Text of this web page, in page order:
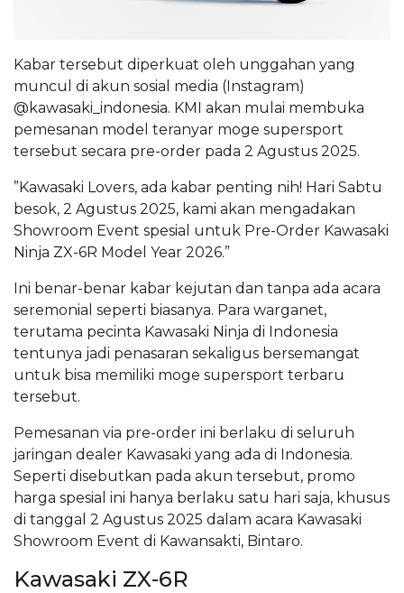
Kabar tersebut diperkuat oleh unggahan yang
muncul di akun sosial media (Instagram)
@kawasaki_indonesia. KMI akan mulai membuka
pemesanan model teranyar moge supersport
tersebut secara pre-order pada 2 Agustus 2025.
”Kawasaki Lovers, ada kabar penting nih! Hari Sabtu
besok, 2 Agustus 2025, kami akan mengadakan
Showroom Event spesial untuk Pre-Order Kawasaki
Ninja ZX-6R Model Year 2026.”
Ini benar-benar kabar kejutan dan tanpa ada acara
seremonial seperti biasanya. Para warganet,
terutama pecinta Kawasaki Ninja di Indonesia
tentunya jadi penasaran sekaligus bersemangat
untuk bisa memiliki moge supersport terbaru
tersebut.
Pemesanan via pre-order ini berlaku di seluruh
jaringan dealer Kawasaki yang ada di Indonesia.
Seperti disebutkan pada akun tersebut, promo
harga spesial ini hanya berlaku satu hari saja, khusus
di tanggal 2 Agustus 2025 dalam acara Kawasaki
Showroom Event di Kawansakti, Bintaro.
Kawasaki ZX-6R